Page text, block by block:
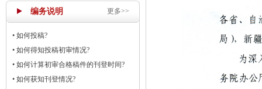
编务说明 更多>>
• 如何投稿?
• 如何得知投稿初审情况?
• 如何计算初审合格稿件的刊登时间?
• 如何获知刊登情况?